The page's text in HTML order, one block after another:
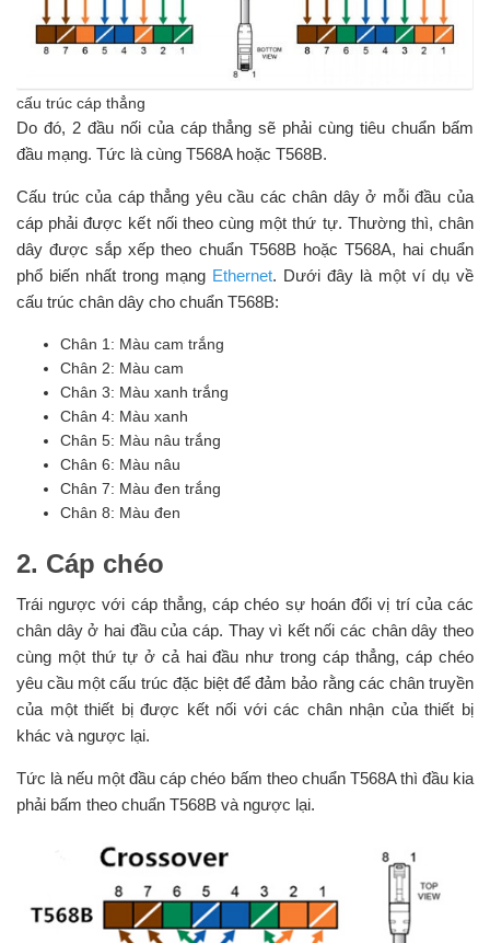
cấu trúc cáp thẳng
Do đó, 2 đầu nối của cáp thẳng sẽ phải cùng tiêu chuẩn bấm
đầu mạng. Tức là cùng T568A hoặc T568B.
Cấu trúc của cáp thẳng yêu cầu các chân dây ở mỗi đầu của
cáp phải được kết nối theo cùng một thứ tự. Thường thì, chân
dây được sắp xếp theo chuẩn T568B hoặc T568A, hai chuẩn
phổ biến nhất trong mạng Ethernet. Dưới đây là một ví dụ về
cấu trúc chân dây cho chuẩn T568B:
Chân 1: Màu cam trắng
Chân 2: Màu cam
Chân 3: Màu xanh trắng
Chân 4: Màu xanh
Chân 5: Màu nâu trắng
Chân 6: Màu nâu
Chân 7: Màu đen trắng
Chân 8: Màu đen
2. Cáp chéo
Trái ngược với cáp thẳng, cáp chéo sự hoán đổi vị trí của các
chân dây ở hai đầu của cáp. Thay vì kết nối các chân dây theo
cùng một thứ tự ở cả hai đầu như trong cáp thẳng, cáp chéo
yêu cầu một cấu trúc đặc biệt để đảm bảo rằng các chân truyền
của một thiết bị được kết nối với các chân nhận của thiết bị
khác và ngược lại.
Tức là nếu một đầu cáp chéo bấm theo chuẩn T568A thì đầu kia
phải bấm theo chuẩn T568B và ngược lại.